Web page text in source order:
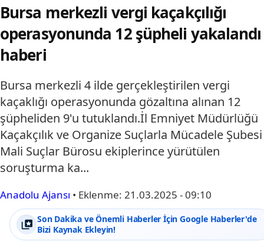
Bursa merkezli vergi kaçakçılığı
operasyonunda 12 şüpheli yakalandı
haberi
Bursa merkezli 4 ilde gerçekleştirilen vergi
kaçaklığı operasyonunda gözaltına alınan 12
şüpheliden 9'u tutuklandı.İl Emniyet Müdürlüğü
Kaçakçılık ve Organize Suçlarla Mücadele Şubesi
Mali Suçlar Bürosu ekiplerince yürütülen
soruşturma ka...
Anadolu Ajansı • Eklenme: 21.03.2025 - 09:10
Son Dakika ve Önemli Haberler İçin Google Haberler'de
Bizi Kaynak Ekleyin!